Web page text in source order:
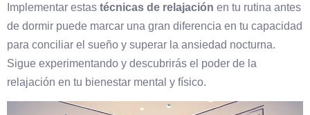
Implementar estas técnicas de relajación en tu rutina antes
de dormir puede marcar una gran diferencia en tu capacidad
para conciliar el sueño y superar la ansiedad nocturna.
Sigue experimentando y descubrirás el poder de la
relajación en tu bienestar mental y físico.